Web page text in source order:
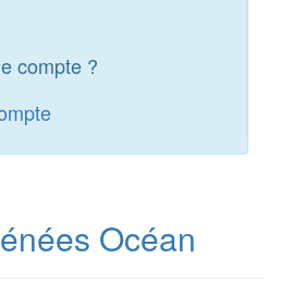
compte ?
Océan